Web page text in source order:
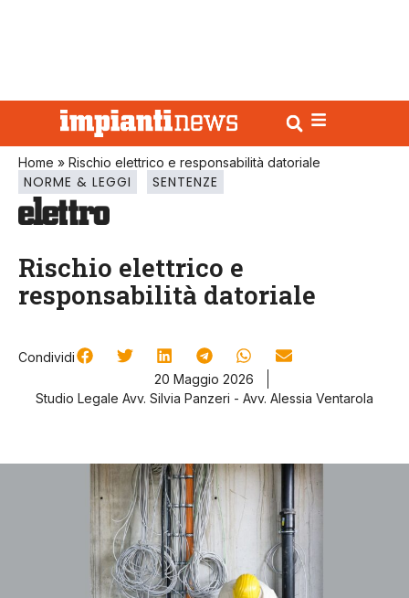
Home » Rischio elettrico e responsabilità datoriale
NORME & LEGGI SENTENZE
Rischio elettrico e
responsabilità datoriale
Condividi
20 Maggio 2026
Studio Legale Avv. Silvia Panzeri - Avv. Alessia Ventarola